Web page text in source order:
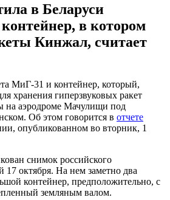
в Беларуси
в котором
Кинжал, считает
МиГ-31 и контейнер, который,
хранения гиперзвуковых ракет
на аэродроме Мачулищи под
Об этом говорится в отчете
опубликованном во вторник, 1
снимок российского
17 октября. На нем заметно два
контейнер, предположительно, с
земляным валом.